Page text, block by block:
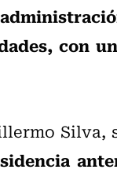
con
Silva,